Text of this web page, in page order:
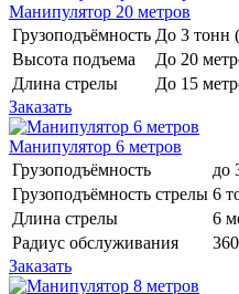
Манипулятор 20 метров
Грузоподъёмность До 3 тонн
Высота подъема
До 20
Длина стрелы
До 15
Заказать
Манипулятор 6 метров
Грузоподъёмность
до
Грузоподъёмность стрелы 6
Длина стрелы
6
Радиус обслуживания
Заказать